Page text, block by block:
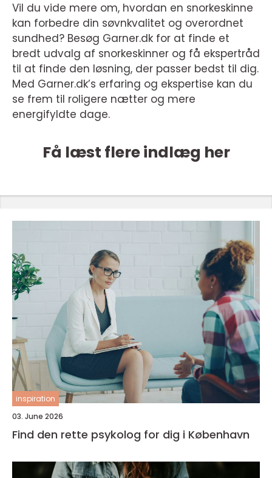
Vil du vide mere om, hvordan en snorkeskinne
kan forbedre din søvnkvalitet og overordnet
sundhed? Besøg Garner.dk for at finde et
bredt udvalg af snorkeskinner og få ekspertråd
til at finde den løsning, der passer bedst til dig.
Med Garner.dk’s erfaring og ekspertise kan du
se frem til roligere nætter og mere
energifyldte dage.
Få læst flere indlæg her
inspiration
03. June 2026
Find den rette psykolog for dig i København